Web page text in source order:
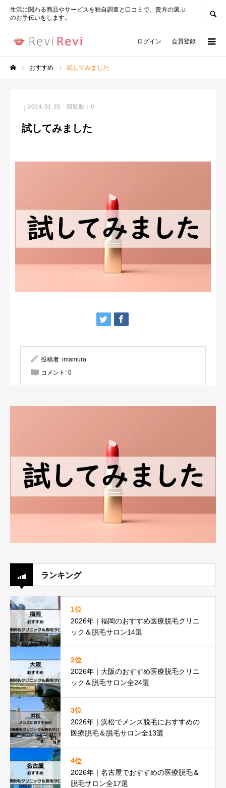
生活に関わる商品やサービスを独自調査と口コミで、貴方の選ぶ
のお手伝いをします。
ログイン 会員登録
おすすめ 試してみました
2024.01.25 閲覧数：0
試してみました
投稿者: imamura
コメント: 0
ランキング
1位
2026年｜福岡のおすすめ医療脱毛クリニ
ック＆脱毛サロン14選
2位
2026年｜大阪のおすすめ医療脱毛クリニ
ック＆脱毛サロン全24選
3位
2026年｜浜松でメンズ脱毛におすすめの
医療脱毛＆脱毛サロン全13選
4位
2026年｜名古屋でおすすめの医療脱毛＆
脱毛サロン全17選